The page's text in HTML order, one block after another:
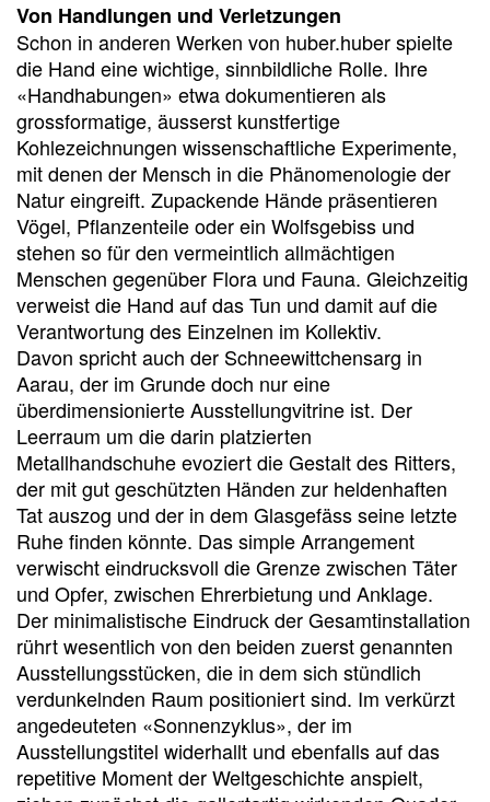
Von Handlungen und Verletzungen
Schon in anderen Werken von huber.huber spielte
die Hand eine wichtige, sinnbildliche Rolle. Ihre
«Handhabungen» etwa dokumentieren als
grossformatige, äus­serst kunstfertige
Kohlezeichnungen wissenschaftliche Experimente,
mit denen der Mensch in die Phänomenologie der
Natur eingreift. Zupackende Hände präsentieren
Vögel, Pflanzenteile oder ein Wolfsgebiss und
stehen so für den vermeintlich allmächtigen
Menschen gegenüber Flora und Fauna. Gleichzeitig
verweist die Hand auf das Tun und damit auf die
Verantwortung des Einzelnen im Kollektiv.
Davon spricht auch der Schneewittchensarg in
Aarau, der im Grunde doch nur ­eine
überdimensionierte Ausstellungvitrine ist. Der
Leerraum um die darin platzierten
Metallhandschuhe evoziert die Gestalt des Ritters,
der mit gut geschützten Händen zur heldenhaften
Tat auszog und der in dem Glasgefäss seine letzte
Ruhe finden könnte. Das simple Arrangement
verwischt eindrucksvoll die Grenze zwischen Täter
und Opfer, zwischen Ehrerbietung und Anklage.
Der minimalistische Eindruck der Gesamtinstallation
rührt wesentlich von den beiden zuerst genannten
Ausstellungsstücken, die in dem sich stündlich
verdunkelnden Raum positioniert sind. Im verkürzt
angedeuteten «Sonnenzyklus», der im
Ausstellungstitel widerhallt und ebenfalls auf das
repetitive Moment der Weltgeschichte anspielt,